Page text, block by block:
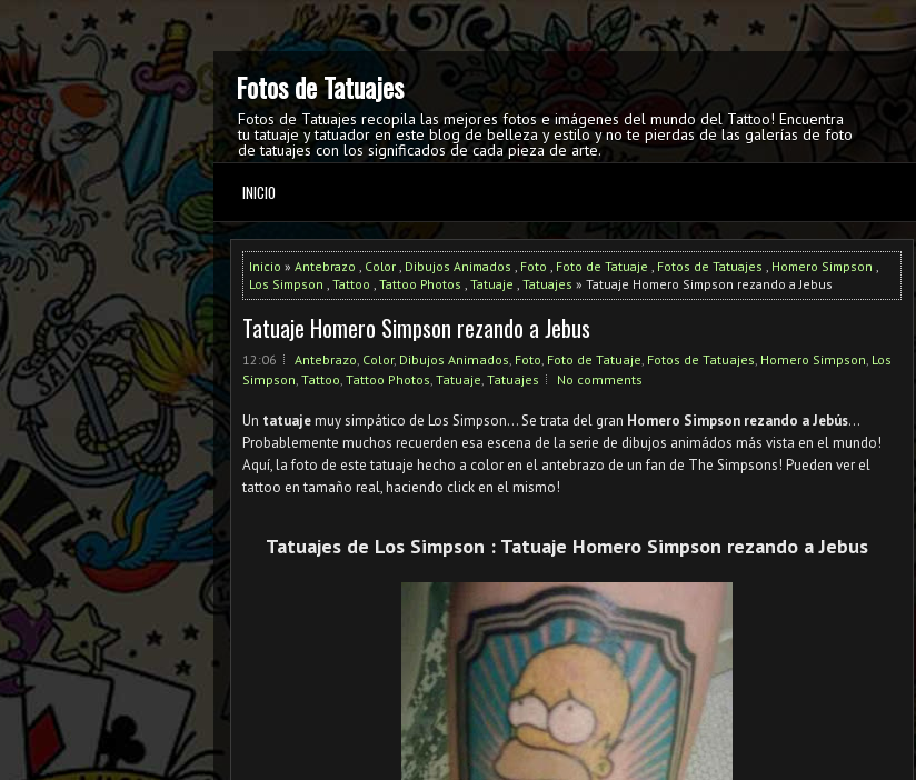
Fotos de Tatuajes
Fotos de Tatuajes recopila las mejores fotos e imágenes del mundo del Tattoo! Encuentra
tu tatuaje y tatuador en este blog de belleza y estilo y no te pierdas de las galerías de foto
de tatuajes con los significados de cada pieza de arte.
INICIO
Inicio » Antebrazo , Color , Dibujos Animados , Foto , Foto de Tatuaje , Fotos de Tatuajes , Homero Simpson ,
Los Simpson , Tattoo , Tattoo Photos , Tatuaje , Tatuajes » Tatuaje Homero Simpson rezando a Jebus
Tatuaje Homero Simpson rezando a Jebus
12:06 Antebrazo, Color, Dibujos Animados, Foto, Foto de Tatuaje, Fotos de Tatuajes, Homero Simpson, Los
Simpson, Tattoo, Tattoo Photos, Tatuaje, Tatuajes No comments
Un tatuajemuy simpático de Los Simpson... Se trata del gran Homero Simpson rezando a Jebús...
Probablemente muchos recuerden esa escena de la serie de dibujos animádos más vista en el mundo!
Aquí, la foto de este tatuaje hecho a color en el antebrazo de un fan de The Simpsons! Pueden ver el
tattoo en tamaño real, haciendo click en el mismo!
Tatuajes de Los Simpson : Tatuaje Homero Simpson rezando a Jebus